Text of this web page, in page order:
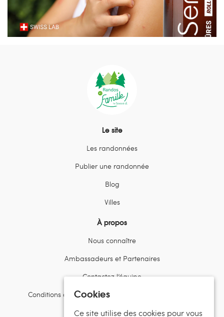
Le site
Les randonnées
Publier une randonnée
Blog
Villes
À propos
Nous connaître
Ambassadeurs et Partenaires
Contactez l’équipe
Conditions d’utilisation et politiques de confidentialité
Suivez Randos en Famille
Cookies
Ce site utilise des cookies pour vous